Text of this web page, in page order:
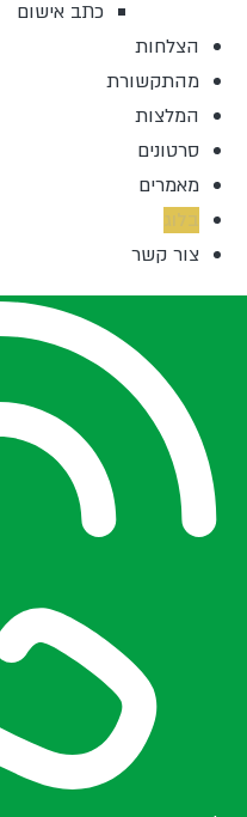
כתב אישום
הצלחות
מהתקשורת
המלצות
סרטונים
מאמרים
בלוג
צור קשר